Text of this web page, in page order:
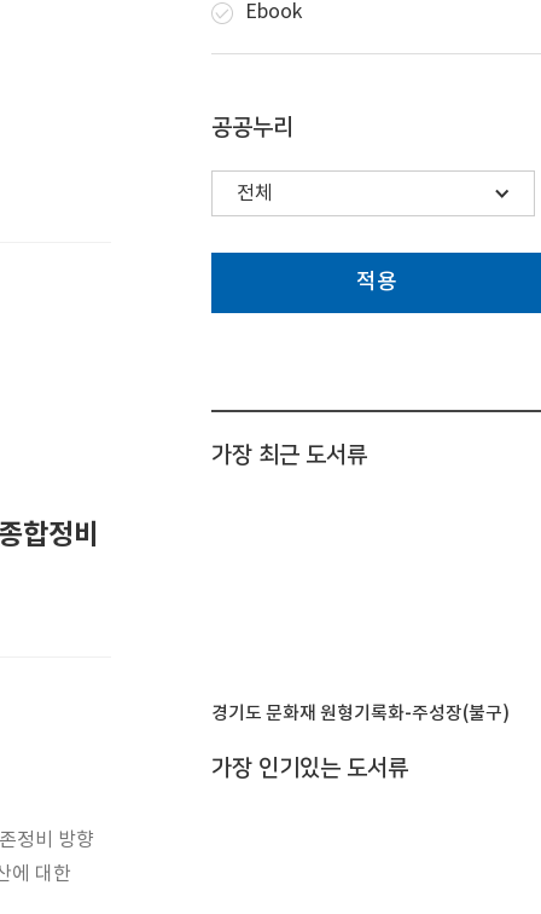
합정비
정비 방향
에 대한
Ebook
공공누리
적용
가장 최근 도서류
경기도 문화재 원형기록화-주성장(불구)
가장 인기있는 도서류